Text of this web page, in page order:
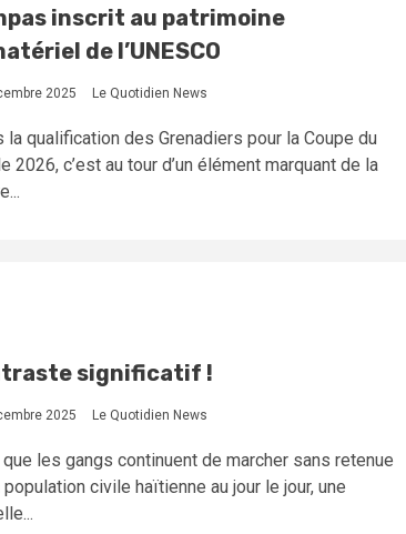
inscrit au patrimoine
de l’UNESCO
2025 Le Quotidien News
la qualification des Grenadiers pour la Coupe du
2026, c’est au tour d’un élément marquant de la
significatif !
2025 Le Quotidien News
les gangs continuent de marcher sans retenue
population civile haïtienne au jour le jour, une